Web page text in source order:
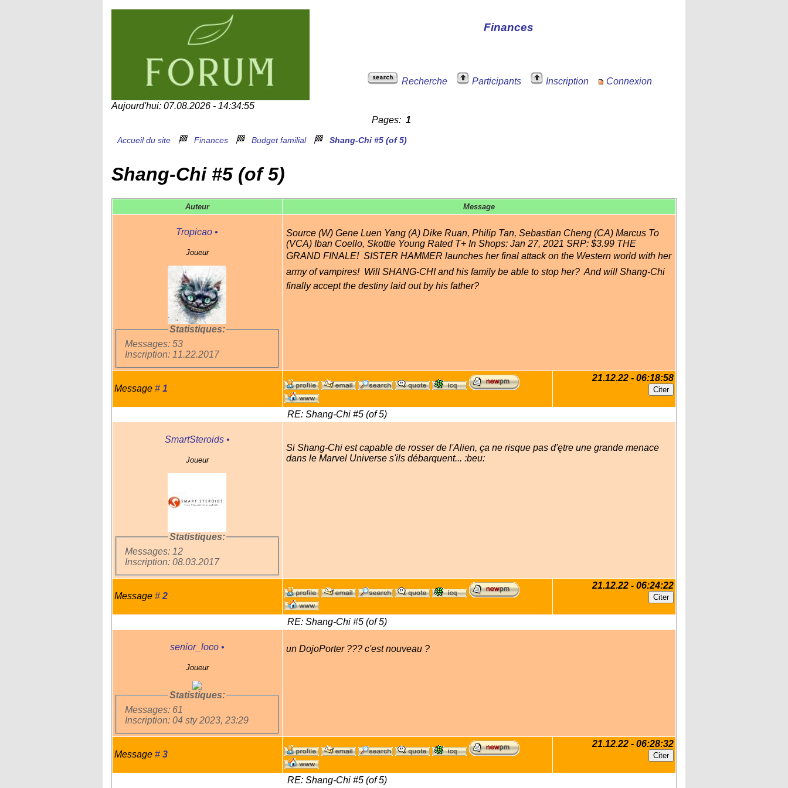
Finances
Recherche Participants Inscription Connexion
Aujourd'hui: 07.08.2026 - 14:34:55
Pages:1
Accueil du site 🏁 Finances 🏁 Budget familial 🏁 Shang-Chi #5 (of 5)
Shang-Chi #5 (of 5)
Auteur Message
Tropicao •
Joueur
Statistiques:
Messages: 53
Inscription: 11.22.2017
Source (W) Gene Luen Yang (A) Dike Ruan, Philip Tan, Sebastian Cheng (CA) Marcus To
(VCA) Iban Coello, Skottie Young Rated T+ In Shops: Jan 27, 2021 SRP: $3.99 THE
GRAND FINALE!  SISTER HAMMER launches her final attack on the Western world with her
army of vampires!  Will SHANG-CHI and his family be able to stop her?  And will Shang-Chi
finally accept the destiny laid out by his father?
Message # 1
21.12.22 - 06:18:58
RE: Shang-Chi #5 (of 5)
SmartSteroids •
Joueur
Statistiques:
Messages: 12
Inscription: 08.03.2017
Si Shang-Chi est capable de rosser de l'Alien, ça ne risque pas d'ętre une grande menace
dans le Marvel Universe s'ils débarquent... :beu:
Message # 2
21.12.22 - 06:24:22
RE: Shang-Chi #5 (of 5)
senior_loco •
Joueur
Statistiques:
Messages: 61
Inscription: 04 sty 2023, 23:29
un DojoPorter ??? c'est nouveau ?
Message # 3
21.12.22 - 06:28:32
RE: Shang-Chi #5 (of 5)